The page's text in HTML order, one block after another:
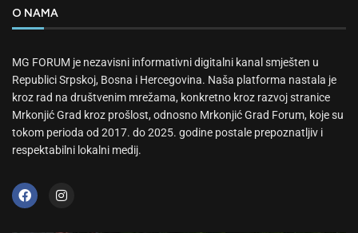
O NAMA
MG FORUM je nezavisni informativni digitalni kanal smješten u
Republici Srpskoj, Bosna i Hercegovina. Naša platforma nastala je
kroz rad na društvenim mrežama, konkretno kroz razvoj stranice
Mrkonjić Grad kroz prošlost, odnosno Mrkonjić Grad Forum, koje su
tokom perioda od 2017. do 2025. godine postale prepoznatljiv i
respektabilni lokalni medij.